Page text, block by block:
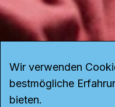
Wir verwenden
bestmögliche
bieten.